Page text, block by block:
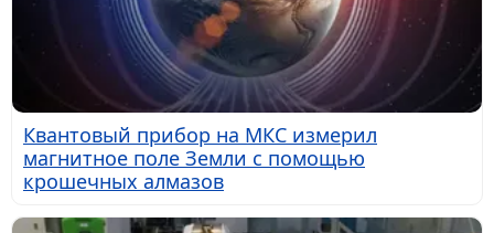
Квантовый прибор на МКС измерил
магнитное поле Земли с помощью
крошечных алмазов